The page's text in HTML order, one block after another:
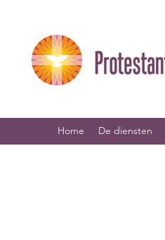
Home De diensten